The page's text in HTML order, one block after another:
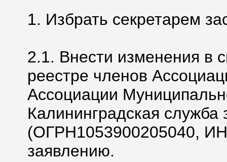
1. Избрать секретарем
2.1. Внести изменения в
реестре членов
Ассоциации
Калининградская служба
(ОГРН1053900205040,
заявлению.